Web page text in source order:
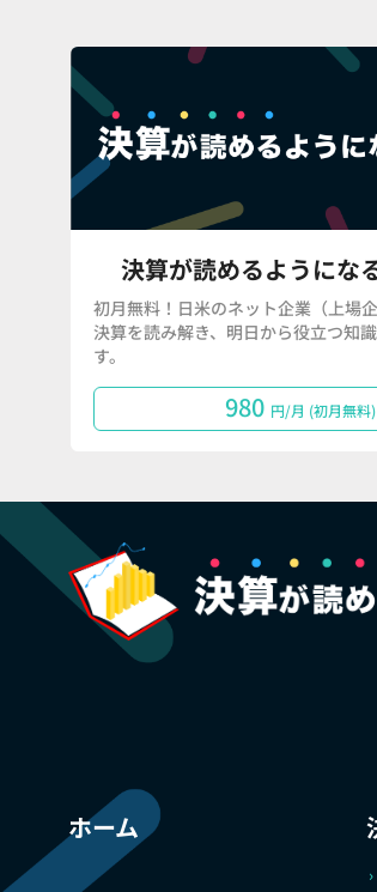
決算が読めるようにな
初月無料！日米のネット企業（上場
決算を読み解き、明日から役立つ知
す。
980 円/月 (初月無料)
ホーム